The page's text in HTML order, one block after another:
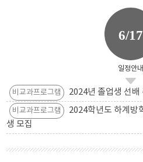
6/17
일정안내
비교과프로그램 2024년 졸업생 선배
비교과프로그램
2024학년도 하계방
생 모집